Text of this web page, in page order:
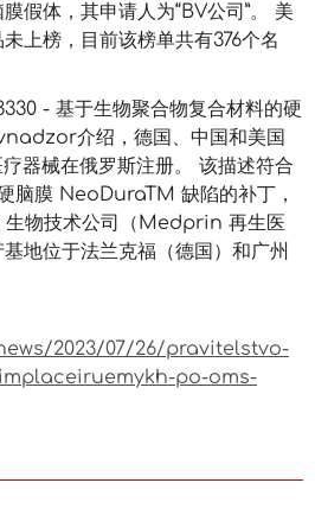
假体，其申请人为“BV公司”。 美
上榜，目前该榜单共有376个名
- 基于生物聚合物复合材料的硬
介绍，德国、中国和美国
器械在俄罗斯注册。 该描述符合
脑膜 NeoDuraTM 缺陷的补丁，
物技术公司（Medprin 再生医
地位于法兰克福（德国）和广州
2023/07/26/pravitelstvo-
po-oms-